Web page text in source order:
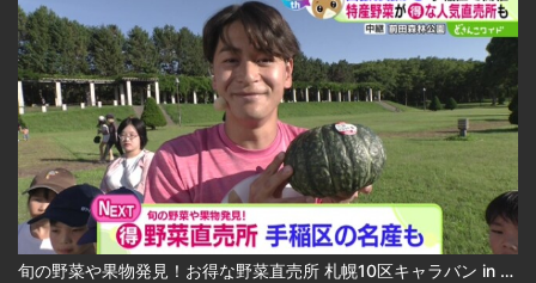
旬の野菜や果物発見！お得な野菜直売所 札幌10区キャラバン in 手稲区 2026-08-03